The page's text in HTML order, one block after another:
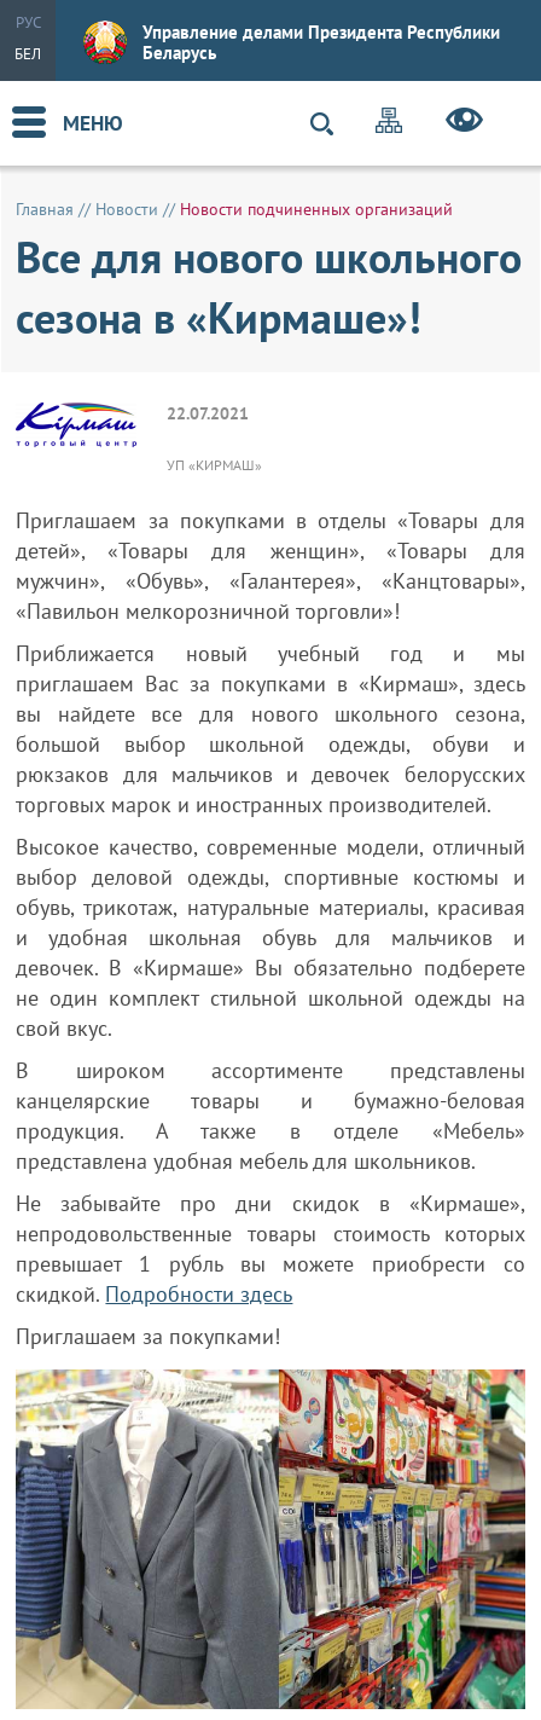
РУС
БЕЛ
Управление делами Президента Республики
Беларусь
МЕНЮ
Главная // Новости // Новости подчиненных организаций
Все для нового школьного
сезона в «Кирмаше»!
22.07.2021
УП «КИРМАШ»
Приглашаем за покупками в отделы «Товары для
детей», «Товары для женщин», «Товары для
мужчин», «Обувь», «Галантерея», «Канцтовары»,
«Павильон мелкорозничной торговли»!
Приближается новый учебный год и мы
приглашаем Вас за покупками в «Кирмаш», здесь
вы найдете все для нового школьного сезона,
большой выбор школьной одежды, обуви и
рюкзаков для мальчиков и девочек белорусских
торговых марок и иностранных производителей.
Высокое качество, современные модели, отличный
выбор деловой одежды, спортивные костюмы и
обувь, трикотаж, натуральные материалы, красивая
и удобная школьная обувь для мальчиков и
девочек. В «Кирмаше» Вы обязательно подберете
не один комплект стильной школьной одежды на
свой вкус.
В широком ассортименте представлены
канцелярские товары и бумажно-беловая
продукция. А также в отделе «Мебель»
представлена удобная мебель для школьников.
Не забывайте про дни скидок в «Кирмаше»,
непродовольственные товары стоимость которых
превышает 1 рубль вы можете приобрести со
скидкой. Подробности здесь
Приглашаем за покупками!